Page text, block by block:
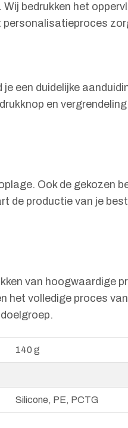
bedrukken het
personalisatieproces
een duidelijke
en
Ook de gekozen
de productie van je
van
het volledige proces
140 g
Silicone, PE, PCTG